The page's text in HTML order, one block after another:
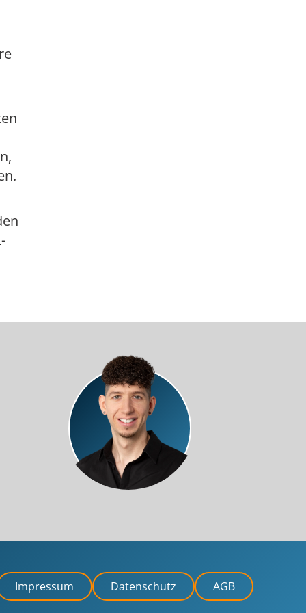
Impressum Datenschutz AGB